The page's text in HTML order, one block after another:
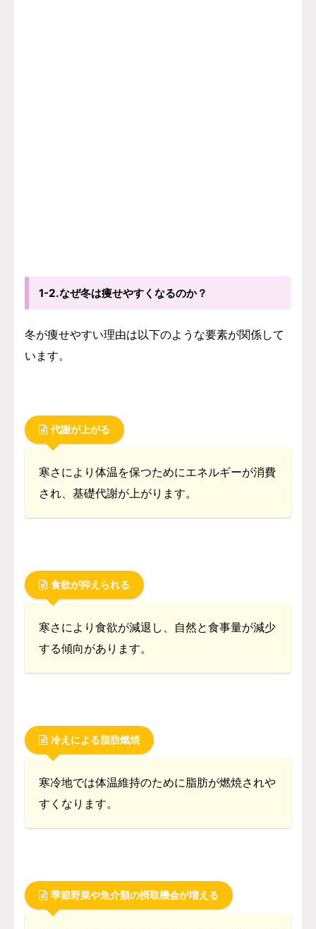
1-2.なぜ冬は痩せやすくなるのか？
冬が痩せやすい理由は以下のような要素が関係して
います。
代謝が上がる
寒さにより体温を保つためにエネルギーが消費
され、基礎代謝が上がります。
食欲が抑えられる
寒さにより食欲が減退し、自然と食事量が減少
する傾向があります。
冷えによる脂肪燃焼
寒冷地では体温維持のために脂肪が燃焼されや
すくなります。
季節野菜や魚介類の摂取機会が増える